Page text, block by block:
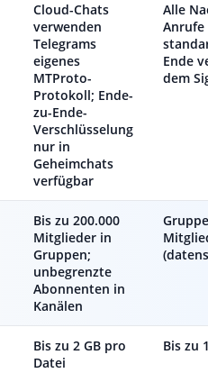
Cloud-Chats
verwenden
Telegrams
eigenes
MTProto-
Protokoll; Ende-
zu-Ende-
Verschlüsselung
nur in
Geheimchats
verfügbar
Alle
Anrufe
Ende
dem
Bis zu 200.000
Mitglieder in
Gruppen;
unbegrenzte
Abonnenten in
Kanälen
Bis zu 2 GB pro
Datei
Bis zu